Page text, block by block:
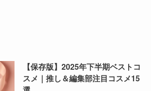
【保存版】2025年下半期ベストコ
スメ｜推し＆編集部注目コスメ15